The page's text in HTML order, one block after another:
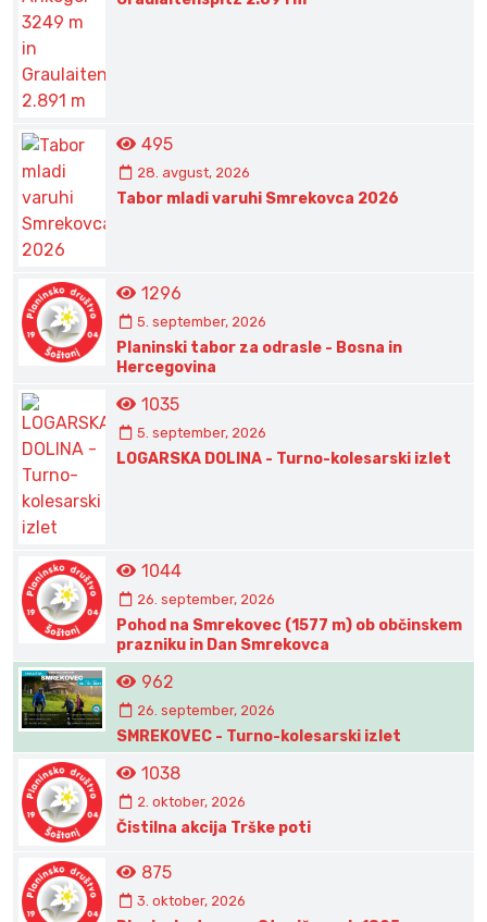
495
28. avgust, 2026
Tabor mladi varuhi Smrekovca 2026
1296
5. september, 2026
Planinski tabor za odrasle - Bosna in
Hercegovina
1035
5. september, 2026
LOGARSKA DOLINA - Turno-kolesarski izlet
1044
26. september, 2026
Pohod na Smrekovec (1577 m) ob občinskem
prazniku in Dan Smrekovca
962
26. september, 2026
SMREKOVEC - Turno-kolesarski izlet
1038
2. oktober, 2026
Čistilna akcija Trške poti
875
3. oktober, 2026